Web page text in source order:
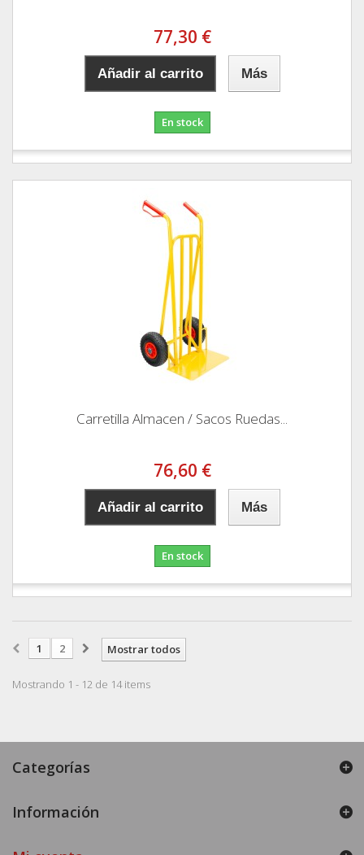
77,30 €
Añadir al carrito Más
En stock
Carretilla Almacen / Sacos Ruedas...
76,60 €
Añadir al carrito Más
En stock
Mostrar todos
1 2
Mostrando 1 - 12 de 14 items
Categorías
Información